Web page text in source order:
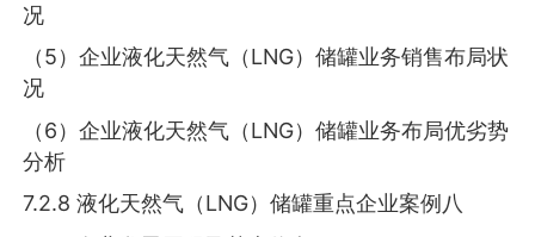
况
（5）企业液化天然气（LNG）储罐业务销售布局状
况
（6）企业液化天然气（LNG）储罐业务布局优劣势
分析
7.2.8 液化天然气（LNG）储罐重点企业案例八